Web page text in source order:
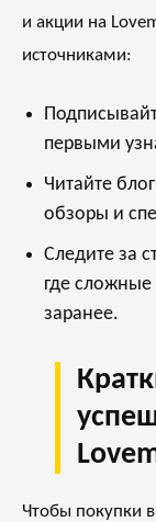
и акции на
источниками:
первыми
Читайте
обзоры и
Следите за
где сложные
заранее.
Чтобы покупки